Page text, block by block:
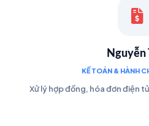
Nguyễn
KẾ TOÁN & HÀNH
Xử lý hợp đồng, hóa đơn điện